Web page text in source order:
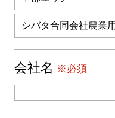
会社名 ※必須